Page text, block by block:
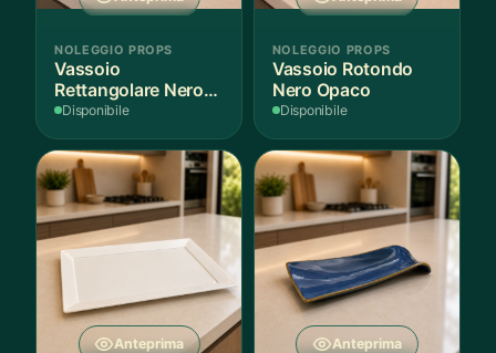
NOLEGGIO PROPS
Vassoio
Rettangolare Nero
Opaco
Disponibile
NOLEGGIO PROPS
Vassoio Rotondo
Nero Opaco
Disponibile
Anteprima Anteprima